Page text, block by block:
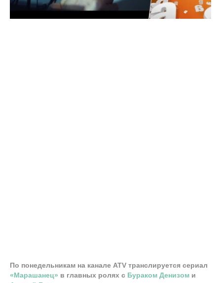
По понедельникам на канале ATV транслируется сериал
«Марашанец» в главных ролях с Бураком Денизом и